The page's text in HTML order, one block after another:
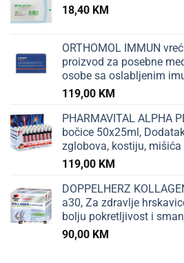
18,40 KM
ORTHOMOL IMMUN
proizvod za posebne
osobe sa oslabljenim
119,00 KM
PHARMAVITAL ALPHA
bočice 50x25ml,
zglobova, kostiju, mišića
119,00 KM
DOPPELHERZ
a30, Za zdravlje
bolju pokretljivost i
90,00 KM